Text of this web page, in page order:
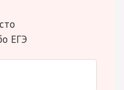
ЕГЭ